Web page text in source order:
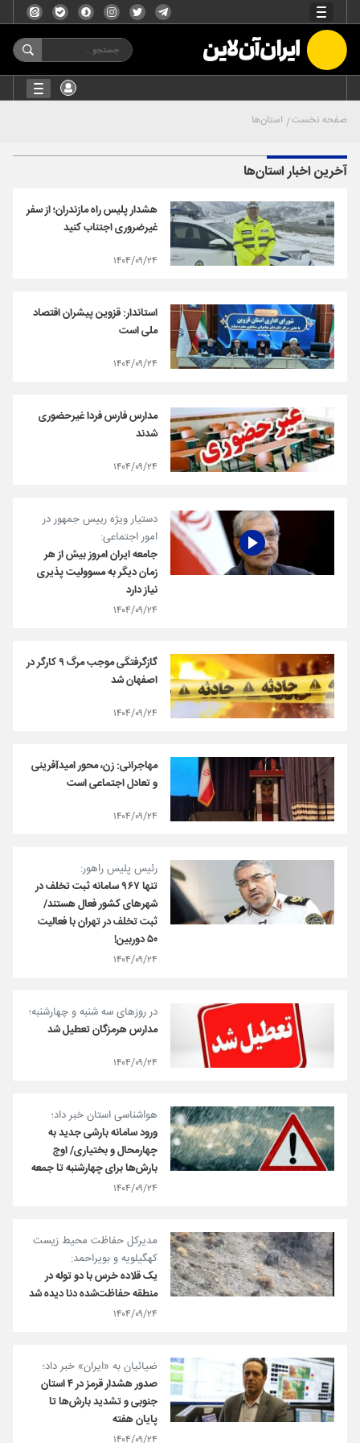
صفحه نخست استان‌ها
آخرین اخبار استان‌ها
هشدار پلیس راه مازندران؛ از سفر
غیرضروری اجتناب کنید
۱۴۰۴/۰۹/۲۴
استاندار: قزوین پیشران اقتصاد
ملی است
۱۴۰۴/۰۹/۲۴
مدارس فارس فردا غیرحضوری
شدند
۱۴۰۴/۰۹/۲۴
دستیار ویژه رییس جمهور در
امور اجتماعی:
جامعه ایران امروز بیش از هر
زمان دیگر به مسوولیت پذیری
نیاز دارد
۱۴۰۴/۰۹/۲۴
گازگرفتگی موجب مرگ ۹ کارگر در
اصفهان شد
۱۴۰۴/۰۹/۲۴
مهاجرانی: زن، محور امیدآفرینی
و تعادل اجتماعی است
۱۴۰۴/۰۹/۲۴
رئیس پلیس راهور:
تنها ۹۶۷ سامانه ثبت تخلف در
شهرهای کشور فعال هستند/
ثبت تخلف در تهران با فعالیت
۵۰ دوربین!
۱۴۰۴/۰۹/۲۴
در روزهای سه شنبه و چهارشنبه؛
مدارس هرمزگان تعطیل شد
۱۴۰۴/۰۹/۲۴
هواشناسی استان خبر داد؛
ورود سامانه بارشی جدید به
چهارمحال و بختیاری/ اوج
بارش‌ها برای چهارشنبه تا جمعه
۱۴۰۴/۰۹/۲۴
مدیرکل حفاظت محیط زیست
کهگیلویه و بویراحمد:
یک قلاده خرس با دو توله در
منطقه حفاظت‌شده دنا دیده شد
۱۴۰۴/۰۹/۲۴
ضیائیان به «ایران» خبر داد؛
صدور هشدار قرمز در ۴ استان
جنوبی و تشدید بارش‌ها تا
پایان هفته